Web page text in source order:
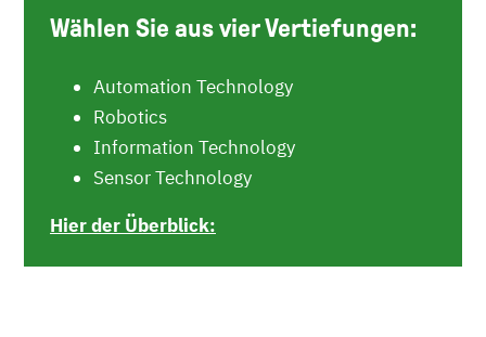
Wählen Sie aus vier Vertiefungen:
Automation Technology
Robotics
Information Technology
Sensor Technology
Hier der Überblick: